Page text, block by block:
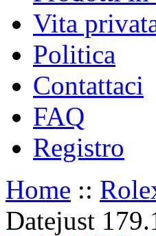
Vita
Politica
Contattaci
FAQ
Registro
Home ::
Datejust